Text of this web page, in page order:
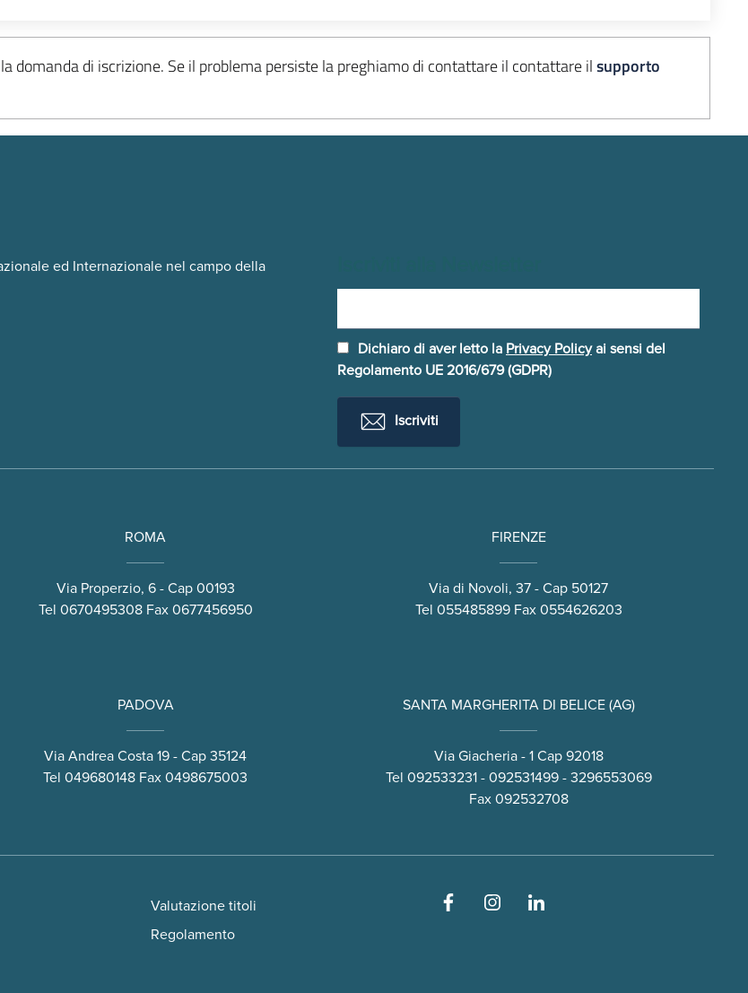
domanda di iscrizione. Se il problema persiste la preghiamo di contattare il contattare ilsupporto
ed Internazionale nel campo della
Dichiaro di aver letto la Privacy Policyai sensi del
Regolamento UE 2016/679 (GDPR)
Iscriviti
ROMA
Via Properzio, 6 - Cap 00193
Tel 0670495308Fax 0677456950
FIRENZE
Via di Novoli, 37 - Cap 50127
Tel 055485899Fax 0554626203
PADOVA
Via Andrea Costa 19 - Cap 35124
Tel 049680148 Fax 0498675003
SANTA MARGHERITA DI BELICE (AG)
Via Giacheria - 1 Cap 92018
Tel 092533231- 092531499- 3296553069
Fax 092532708
Valutazione titoli
Regolamento